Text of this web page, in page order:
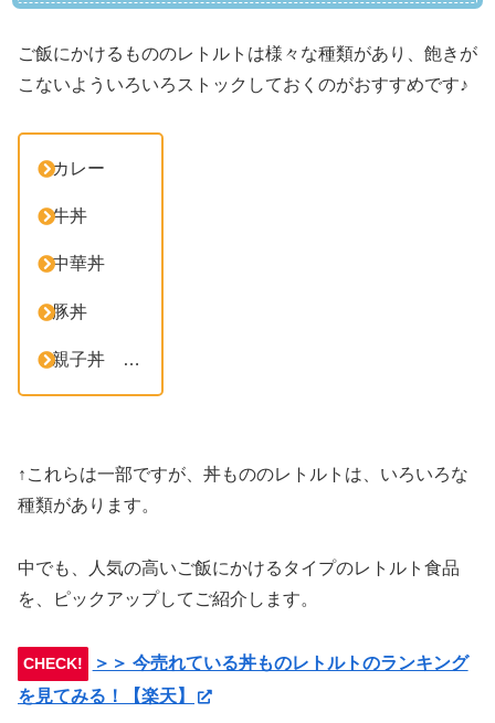
ご飯にかけるもののレトルトは様々な種類があり、飽きが
こないよういろいろストックしておくのがおすすめです♪
カレー
牛丼
中華丼
豚丼
親子丼 …
↑これらは一部ですが、丼もののレトルトは、いろいろな
種類があります。
中でも、人気の高いご飯にかけるタイプのレトルト食品
を、ピックアップしてご紹介します。
CHECK!
＞＞ 今売れている丼ものレトルトのランキング
を見てみる！【楽天】